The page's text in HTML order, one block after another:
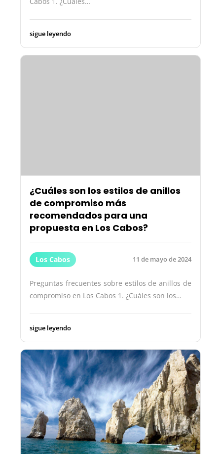
sigue leyendo
¿Cuáles son los estilos de anillos
de compromiso más
recomendados para una
propuesta en Los Cabos?
Los Cabos 11 de mayo de 2024
Preguntas frecuentes sobre estilos de anillos de
compromiso en Los Cabos 1. ¿Cuáles son los…
sigue leyendo